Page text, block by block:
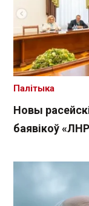
Новы
баявікоў
Палітыка